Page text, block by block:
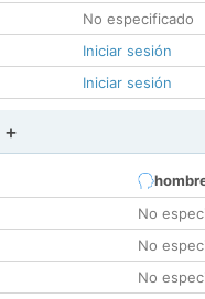
No especificado
Iniciar sesión
Iniciar sesión
+
No
No
No